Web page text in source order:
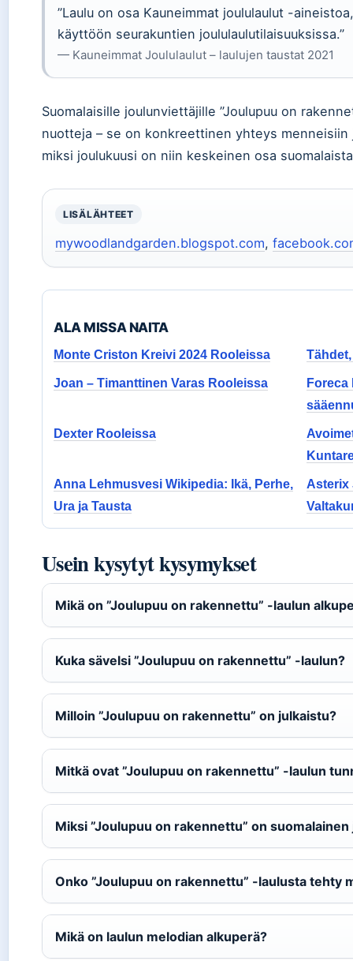
”Laulu on osa Kauneimmat joululaulut -
käyttöön seurakuntien joululaulutilaisuuksissa.”
— Kauneimmat Joululaulut – laulujen taustat 2021
Suomalaisille joulunviettäjille ”Joulupuu on
nuotteja – se on konkreettinen yhteys menneisiin
miksi joulukuusi on niin keskeinen osa
LISÄLÄHTEET
mywoodlandgarden.blogspot.com,
ALA MISSA NAITA
Monte Criston Kreivi 2024 Rooleissa
Joan – Timanttinen Varas Rooleissa
Foreca
Dexter Rooleissa
Anna Lehmusvesi Wikipedia: Ikä, Perhe,
Ura ja Tausta
Asterix
Usein kysytyt kysymykset
Mikä on ”Joulupuu on rakennettu” -laulun
Kuka sävelsi ”Joulupuu on rakennettu” -laulun?
Milloin ”Joulupuu on rakennettu” on julkaistu?
Mitkä ovat ”Joulupuu on rakennettu” -laulun
Miksi ”Joulupuu on rakennettu” on
Onko ”Joulupuu on rakennettu” -laulusta tehty
Mikä on laulun melodian alkuperä?